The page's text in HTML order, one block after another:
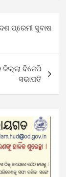
ପ୍ରେମୀ ସୁବାଷ
ଜିଲ୍ଲା ବିଜେପି
ସଭାପତି